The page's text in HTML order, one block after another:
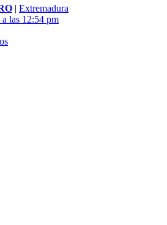
| Extremadura
las 12:54 pm